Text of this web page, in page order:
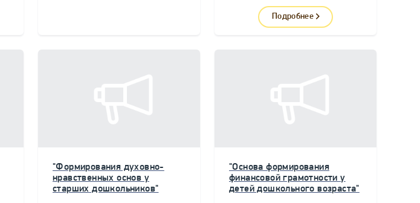
Подробнее
"Формирования духовно-
нравственных основ у
старших дошкольников"
"Основа формирования
финансовой грамотности у
детей дошкольного возраста"